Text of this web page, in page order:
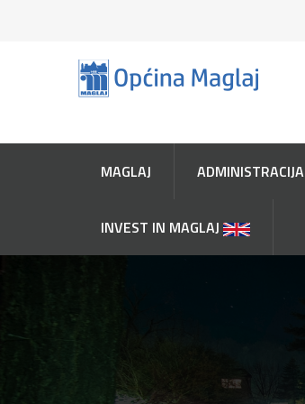
MAGLAJ ADMINISTRACIJA
INVEST IN MAGLAJ